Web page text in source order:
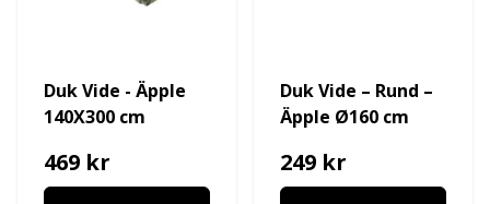
Duk Vide - Äpple
140X300 cm
469 kr
Duk Vide – Rund –
Äpple Ø160 cm
249 kr